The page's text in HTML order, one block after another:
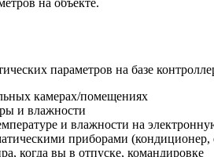
параметров на базе
камерах/помещениях
и влажности
и влажности на
приборами (кондиционер,
когда вы в отпуске, командировке